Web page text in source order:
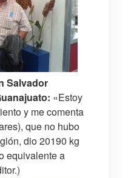
Salvador
«Estoy
y me comenta
que no hubo
dio 20190 kg
equivalente a